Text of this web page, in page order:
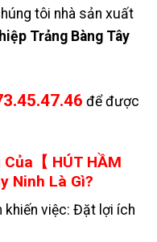
tôi nhà sản xuất
Trảng Bàng Tây
để được
【 HÚT HẦM
Ninh Là Gì?
khiến việc: Đặt lợi ích